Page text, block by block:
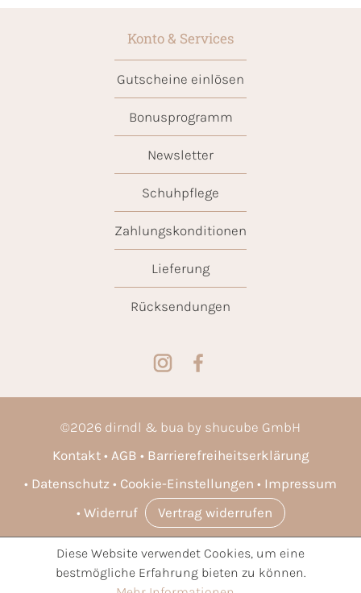
Konto & Services
Gutscheine einlösen
Bonusprogramm
Newsletter
Schuhpflege
Zahlungskonditionen
Lieferung
Rücksendungen
©2026 dirndl & bua by shucube GmbH
Kontakt
AGB
Barrierefreiheitserklärung
Datenschutz
Cookie-Einstellungen
Impressum
Widerruf
Vertrag widerrufen
* Alle Preise inkl. gesetzl. Mehrwertsteuer zzgl.Versandkosten
und ggf. Nachnahmegebühren, wenn nicht anders angegeben.
Diese Website verwendet Cookies, um eine
bestmögliche Erfahrung bieten zu können.